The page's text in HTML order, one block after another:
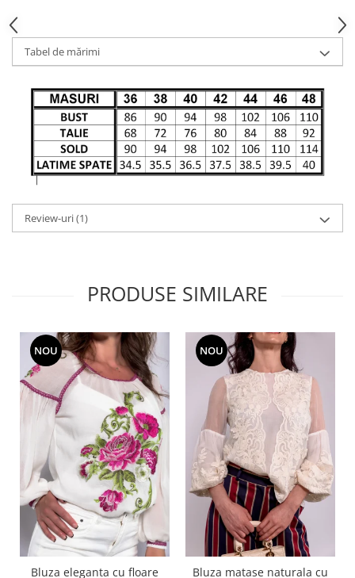
Tabel de mărimi
Review-uri(1)
PRODUSE SIMILARE
NOU
Bluza eleganta cu floare
NOU
Bluza matase naturala cu